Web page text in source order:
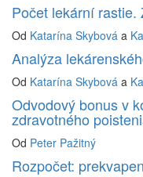
Počet lekární rastie.
Od Katarína Skybová a
Analýza
Od Katarína Skybová a
Odvodový bonus v
zdravotného
Od Peter Pažitný
Rozpočet: